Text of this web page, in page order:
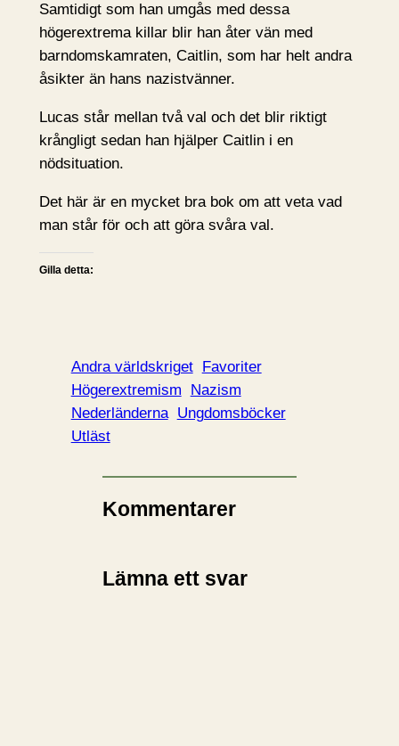
Samtidigt som han umgås med dessa
högerextrema killar blir han åter vän med
barndomskamraten, Caitlin, som har helt andra
åsikter än hans nazistvänner.
Lucas står mellan två val och det blir riktigt
krångligt sedan han hjälper Caitlin i en
nödsituation.
Det här är en mycket bra bok om att veta vad
man står för och att göra svåra val.
Gilla detta:
Andra världskriget
Favoriter
Högerextremism
Nazism
Nederländerna Ungdomsböcker
Utläst
Kommentarer
Lämna ett svar